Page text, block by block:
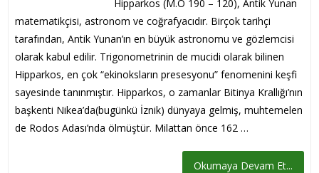
Hipparkos (M.Ö 190 – 120), Antik Yunan
matematikçisi, astronom ve coğrafyacıdır. Birçok tarihçi
tarafından, Antik Yunan’ın en büyük astronomu ve gözlemcisi
olarak kabul edilir. Trigonometrinin de mucidi olarak bilinen
Hipparkos, en çok “ekinoksların presesyonu” fenomenini keşfi
sayesinde tanınmıştır. Hipparkos, o zamanlar Bitinya Krallığı’nın
başkenti Nikea’da(bugünkü İznik) dünyaya gelmiş, muhtemelen
de Rodos Adası’nda ölmüştür. Milattan önce 162 …
Okumaya Devam Et...